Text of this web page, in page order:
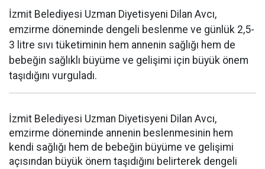
İzmit Belediyesi Uzman Diyetisyeni Dilan Avcı,
emzirme döneminde dengeli beslenme ve günlük 2,5-
3 litre sıvı tüketiminin hem annenin sağlığı hem de
bebeğin sağlıklı büyüme ve gelişimi için büyük önem
taşıdığını vurguladı.
İzmit Belediyesi Uzman Diyetisyeni Dilan Avcı,
emzirme döneminde annenin beslenmesinin hem
kendi sağlığı hem de bebeğin büyüme ve gelişimi
açısından büyük önem taşıdığını belirterek dengeli